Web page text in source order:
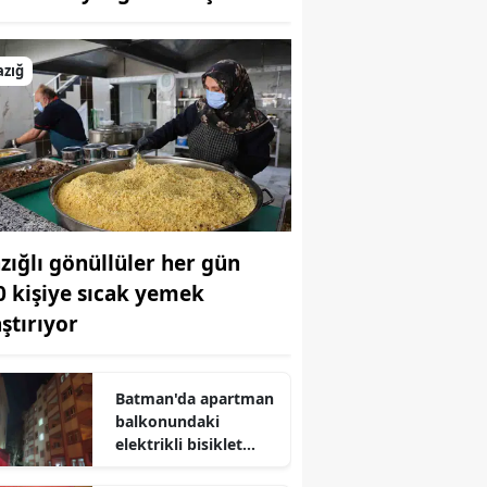
Bingöl
Bitlis
Bolu
Burdur
Çanakkale
Denizli
gönüllüler her gün
kişiye sıcak yemek
Batman'da apartman
balkonundaki
elektrikli bisiklet